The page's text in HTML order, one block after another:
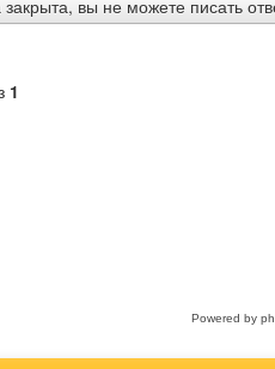
вы не можете писать
1
Powered by